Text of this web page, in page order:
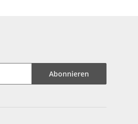
Abonnieren